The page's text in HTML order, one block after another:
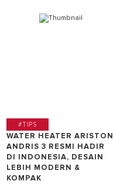
#TIPS
WATER HEATER ARISTON
ANDRIS 3 RESMI HADIR
DI INDONESIA, DESAIN
LEBIH MODERN &
KOMPAK